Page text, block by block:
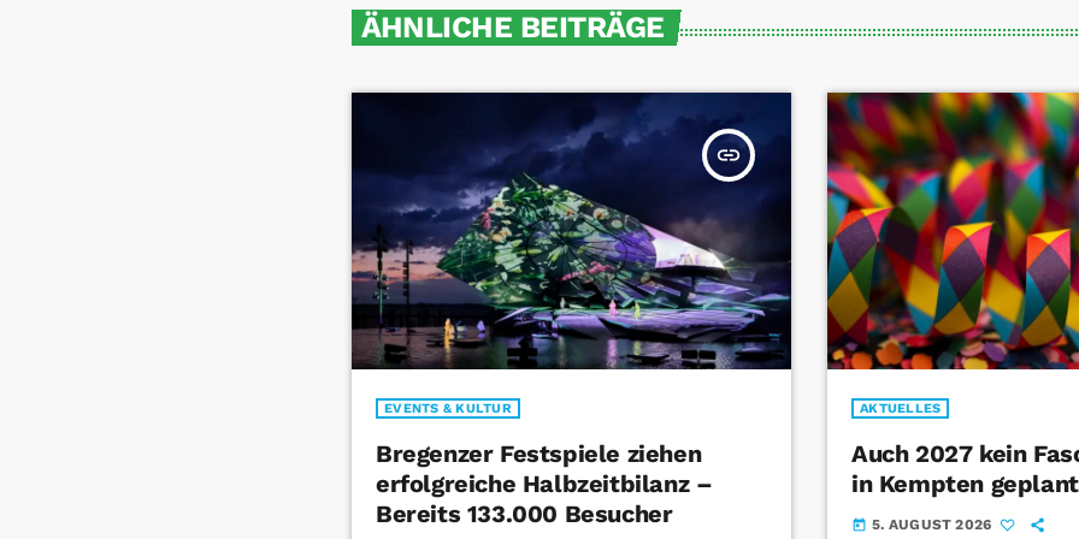
ÄHNLICHE BEITRÄGE
insert_link
EVENTS & KULTUR
Bregenzer Festspiele ziehen
erfolgreiche Halbzeitbilanz –
Bereits 133.000 Besucher
AKTUELLES
Auch 2027 kein
in Kempten geplant
today 5. AUGUST 2026